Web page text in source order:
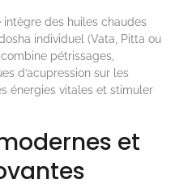
intègre des huiles chaudes
individuel (Vata, Pitta ou
pétrissages,
d’acupression sur les
énergies vitales et stimuler
et